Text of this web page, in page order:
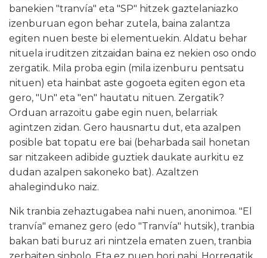
banekien "tranvía" eta "SP" hitzek gaztelaniazko
izenburuan egon behar zutela, baina zalantza
egiten nuen beste bi elementuekin. Aldatu behar
nituela iruditzen zitzaidan baina ez nekien oso ondo
zergatik. Mila proba egin (mila izenburu pentsatu
nituen) eta hainbat aste gogoeta egiten egon eta
gero, "Un" eta "en" hautatu nituen. Zergatik?
Orduan arrazoitu gabe egin nuen, belarriak
agintzen zidan. Gero hausnartu dut, eta azalpen
posible bat topatu ere bai (beharbada sail honetan
sar nitzakeen adibide guztiek daukate aurkitu ez
dudan azalpen sakoneko bat). Azaltzen
ahaleginduko naiz.
Nik tranbia zehaztugabea nahi nuen, anonimoa. "El
tranvía" emanez gero (edo "Tranvía" hutsik), tranbia
bakan bati buruz ari nintzela ematen zuen, tranbia